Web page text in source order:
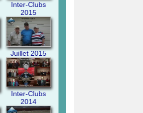
Inter-Clubs
2015
Juillet 2015
Inter-Clubs
2014